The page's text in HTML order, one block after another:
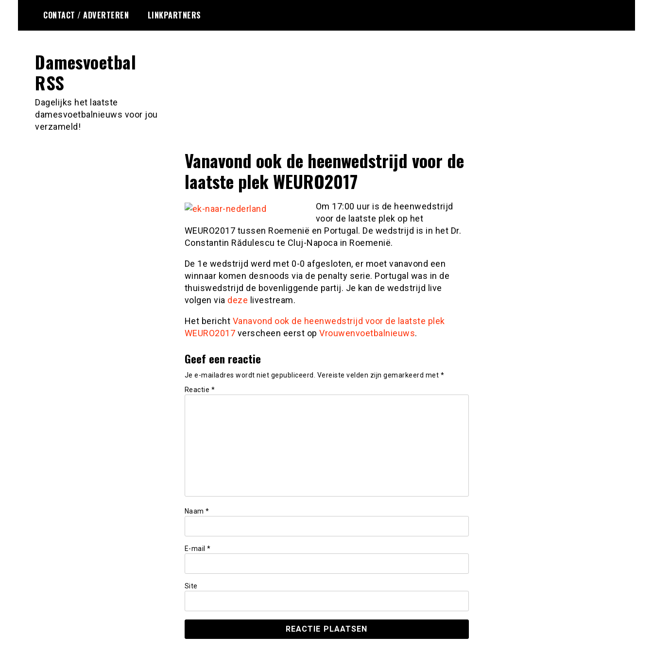
de
CONTACT / ADVERTEREN LINKPARTNERS
Damesvoetbal
RSS
Dagelijks het laatste
damesvoetbalnieuws voor jou
verzameld!
Vanavond ook de heenwedstrijd voor de
laatste plek WEURO2017
Om 17:00 uur is de heenwedstrijd
voor de laatste plek op het
WEURO2017 tussen Roemenië en Portugal. De wedstrijd is in het Dr.
Constantin Rădulescu te Cluj-Napoca in Roemenië.
De 1e wedstrijd werd met 0-0 afgesloten, er moet vanavond een
winnaar komen desnoods via de penalty serie. Portugal was in de
thuiswedstrijd de bovenliggende partij. Je kan de wedstrijd live
volgen via deze livestream.
Het bericht Vanavond ook de heenwedstrijd voor de laatste plek
WEURO2017 verscheen eerst op Vrouwenvoetbalnieuws.
Geef een reactie
Je e-mailadres wordt niet gepubliceerd. Vereiste velden zijn gemarkeerd met *
Reactie *
Naam *
E-mail *
Site